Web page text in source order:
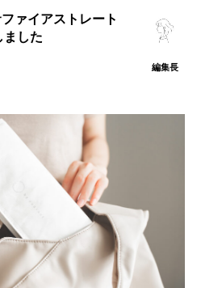
ァイアストレート
ました
編集長